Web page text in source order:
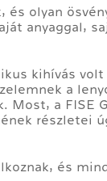
és olyan
anyaggal,
kihívás
a
Most, a FISE
részletei
és